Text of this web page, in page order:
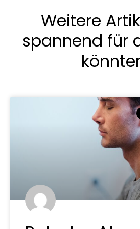
Weitere
spannend für